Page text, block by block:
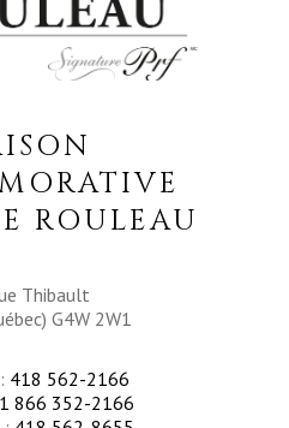
ROULEAU
Thibault
G4W 2W1
418 562-2166
1 866 352-2166